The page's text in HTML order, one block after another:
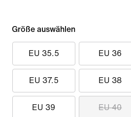
Größe auswählen
EU 35.5 EU 36
EU 37.5 EU 38
EU 39 EU 40